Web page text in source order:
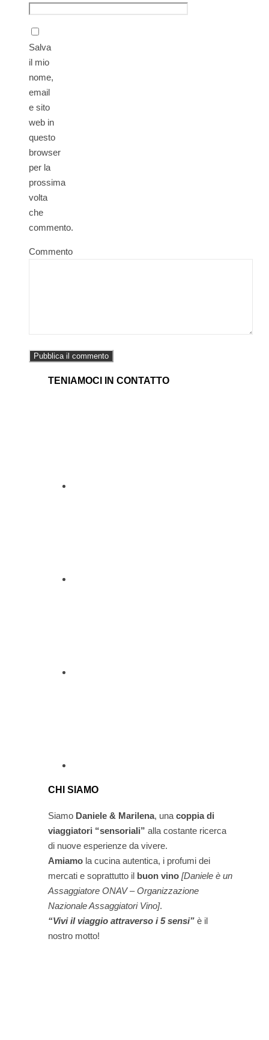
Salva
il mio
nome,
email
e sito
web in
questo
browser
per la
prossima
volta
che
commento.
Commento
TENIAMOCI IN CONTATTO
CHI SIAMO
Siamo Daniele & Marilena, una coppia di
viaggiatori “sensoriali” alla costante ricerca
di nuove esperienze da vivere.
Amiamo la cucina autentica, i profumi dei
mercati e soprattutto il buon vino [Daniele è un
Assaggiatore ONAV – Organizzazione
Nazionale Assaggiatori Vino].
“Vivi il viaggio attraverso i 5 sensi” è il
nostro motto!